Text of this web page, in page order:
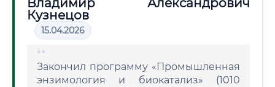
Владимир Александрович
Кузнецов
15.04.2026
Закончил программу «Промышленная
энзимология и биокатализ» (1010